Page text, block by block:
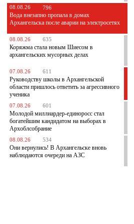
08.08.26 796
Вода внезапно пропала в домах
Архангельска после аварии на электросетях
08.08.26 635
Коряжма стала новым Шиесом в
архангельских мусорных делах
07.08.26 611
Руководству школы в Архангельской
области пришлось ответить за агрессивного
ученика
07.08.26 601
Молодой миллиардер-единоросс стал
богатейшим кандидатом на выборах в
Архоблсобрание
08.08.26 534
Они вернулись! В Архангельске вновь
наблюдаются очереди на АЗС